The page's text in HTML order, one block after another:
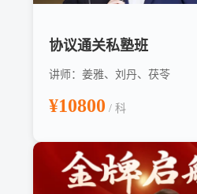
协议通关私塾班
讲师：姜雅、刘丹、茯苓
¥10800 / 科